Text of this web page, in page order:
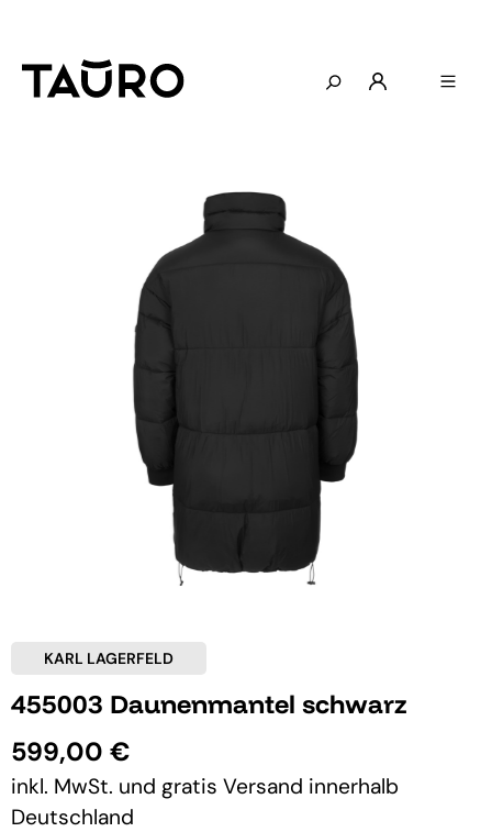
KARL LAGERFELD
455003 Daunenmantel schwarz
599,00 €
inkl. MwSt. und gratis Versand innerhalb
Deutschland